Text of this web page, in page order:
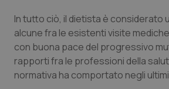
Sangue & coagulazione
Tiroide
In tutto ciò, il dietista è considerato
alcune fra le esistenti visite
con buona pace del progressivo
rapporti fra le professioni della
normativa ha comportato negli